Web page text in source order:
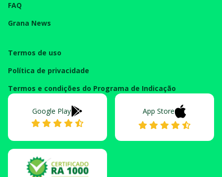
FAQ
Grana News
Termos de uso
Política de privacidade
Termos e condições do Programa de Indicação
Google Play App Store